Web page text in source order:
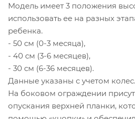
Модель имеет 3 положения
использовать ее на разных
ребенка.
- 50 см (0-3 месяца),
- 40 см (3-6 месяцев),
- 30 см (6-36 месяцев).
Данные указаны с учетом колес.
На боковом ограждении
опускания верхней планки,